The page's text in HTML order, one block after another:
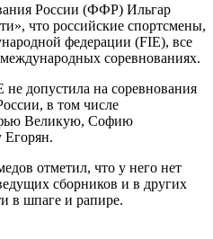
России (ФФР) Ильгар
что российские спортсмены,
федерации (FIE), все
соревнованиях.
не допустила на соревнования
в том числе
Великую, Софию
Егорян.
отметил, что у него нет
сборников и в других
в шпаге и рапире.